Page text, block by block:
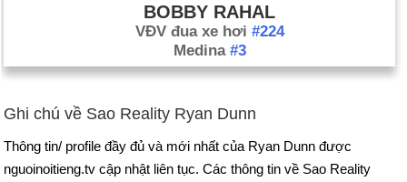
BOBBY RAHAL
VĐV đua xe hơi #224
Medina #3
Ghi chú về Sao Reality Ryan Dunn
Thông tin/ profile đầy đủ và mới nhất của Ryan Dunn được
nguoinoitieng.tv cập nhật liên tục. Các thông tin về Sao Reality